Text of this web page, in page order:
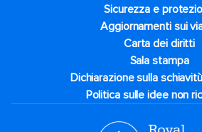
Sicurezza e
Aggiornamenti sui
Carta dei diritti
Sala stampa
Dichiarazione sulla
Politica sulle idee non